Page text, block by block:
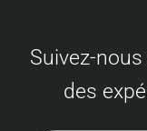
Suivez-
des